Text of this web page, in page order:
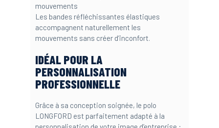
mouvements
Les bandes réfléchissantes élastiques
accompagnent naturellement les
mouvements sans créer d’inconfort.
IDÉAL POUR LA
PERSONNALISATION
PROFESSIONNELLE
Grâce à sa conception soignée, le polo
LONGFORD est parfaitement adapté à la